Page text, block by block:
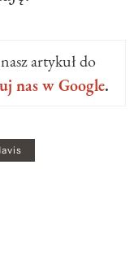
artykuł do
nas w Google.